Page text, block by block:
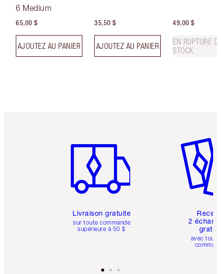
6 Medium
65,00 $
AJOUTEZ AU PANIER
35,50 $
AJOUTEZ AU PANIER
49,00 $
EN RUPTURE
STOCK
Livraison gratuite
sur toute commande
supérieure à 50 $
2
avec